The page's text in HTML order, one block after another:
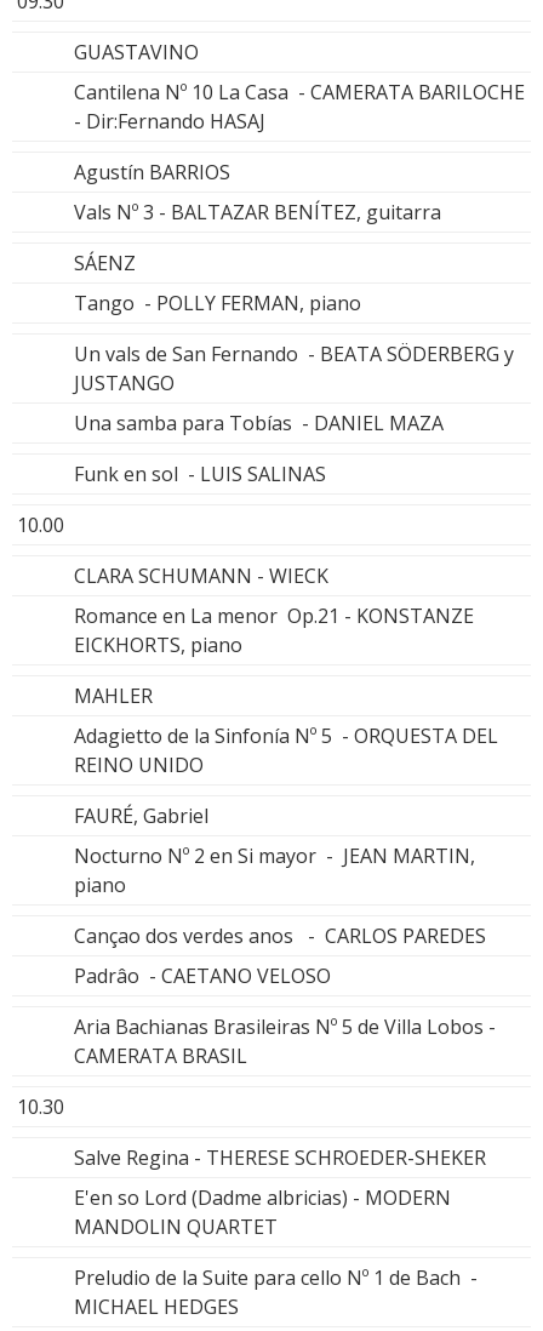
GUASTAVINO
Cantilena Nº 10 La Casa - CAMERATA BARILOCHE
- Dir:Fernando HASAJ
Agustín BARRIOS
Vals Nº 3 - BALTAZAR BENÍTEZ, guitarra
SÁENZ
Tango - POLLY FERMAN, piano
Un vals de San Fernando - BEATA SÖDERBERG y
JUSTANGO
Una samba para Tobías - DANIEL MAZA
Funk en sol - LUIS SALINAS
10.00
CLARA SCHUMANN - WIECK
Romance en La menor Op.21 - KONSTANZE
EICKHORTS, piano
MAHLER
Adagietto de la Sinfonía Nº 5 - ORQUESTA DEL
REINO UNIDO
FAURÉ, Gabriel
Nocturno Nº 2 en Si mayor - JEAN MARTIN,
piano
Cançao dos verdes anos - CARLOS PAREDES
Padrâo - CAETANO VELOSO
Aria Bachianas Brasileiras Nº 5 de Villa Lobos -
CAMERATA BRASIL
10.30
Salve Regina - THERESE SCHROEDER-SHEKER
E'en so Lord (Dadme albricias) - MODERN
MANDOLIN QUARTET
Preludio de la Suite para cello Nº 1 de Bach -
MICHAEL HEDGES